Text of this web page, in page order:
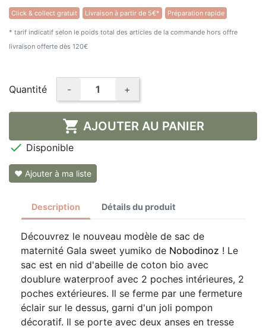
Click & collect gratuit Livraison à partir de 5€* Préparation rapide
* tarif indicatif selon le poids total des articles de la commande hors offre
livraison offerte dès 120€
Quantité - +
 AJOUTER AU PANIER
 Disponible
❤ Ajouter à ma liste
Description Détails du produit
Découvrez le nouveau modèle de sac de
maternité Gala sweet yumiko de Nobodinoz ! Le
sac est en nid d'abeille de coton bio avec
doublure waterproof avec 2 poches intérieures, 2
poches extérieures. Il se ferme par une fermeture
éclair sur le dessus, garni d'un joli pompon
décoratif. Il se porte avec deux anses en tresse